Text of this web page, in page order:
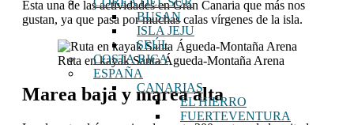
BUSAN
ISLA JEJU
SEÚL
COSTA RICA
ESPAÑA
CANARIAS
EL HIERRO
FUERTEVENTURA
Esta una de las actividades en Gran Canaria que más nos
gustan, ya que pasa por muchas calas vírgenes de la isla.
Ruta en kayak Santa Águeda-Montaña Arena
Marea baja y marea alta